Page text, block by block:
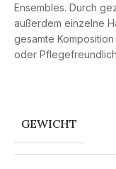
Ensembles. Durch
außerdem einzelne
gesamte
oder
GEWICHT